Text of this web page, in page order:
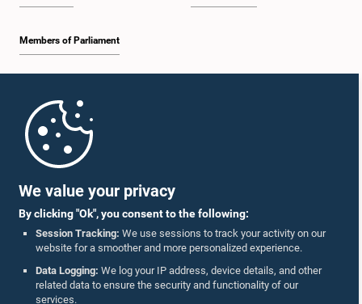
We value your privacy
By clicking "Ok", you consent to the following:
Session Tracking: We use sessions to track your activity on our
website for a smoother and more personalized experience.
Data Logging: We log your IP address, device details, and other
related data to ensure the security and functionality of our
services.
Members of Parliament
Parliament Mobile App
Follow Us On :